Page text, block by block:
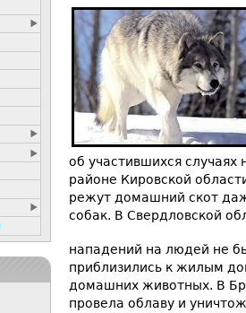
об участившихся
районе Кировской
режут домашний скот
собак. В Свердловской
нападений на людей не
приблизились к жилым
домашних животных. В
провела облаву и